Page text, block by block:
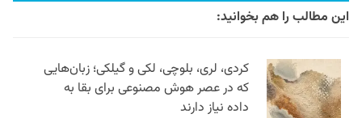
این مطالب را هم بخوانید:
کردی، لری، بلوچی، لکی و گیلکی؛ زبان‌هایی
که در عصر هوش مصنوعی برای بقا به
داده نیاز دارند